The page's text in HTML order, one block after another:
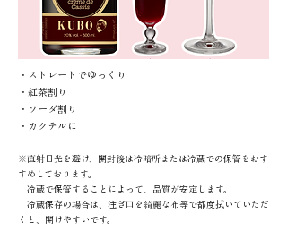
・ストレートでゆっくり
・​紅茶割り
・​ソーダ割り
・カクテルに
※直射日光を避け、開封後は冷暗所または冷蔵での保管をおす
すめしております。
冷蔵で保管することによって、品質が安定します。
冷蔵保存の場合は、注ぎ口を綺麗な布等で都度拭いていただ
くと、開けやすいです。